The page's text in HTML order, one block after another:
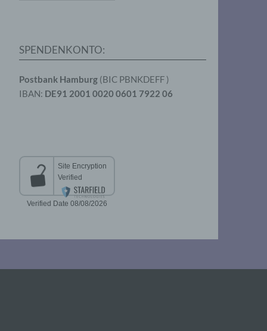
SPENDENKONTO:
Postbank Hamburg (BIC PBNKDEFF )
IBAN: DE91 2001 0020 0601 7922 06